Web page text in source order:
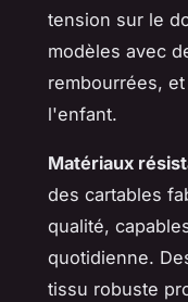
tension sur le
modèles avec
rembourrées,
l'enfant.
Matériaux
des cartables
qualité,
quotidienne.
tissu robuste